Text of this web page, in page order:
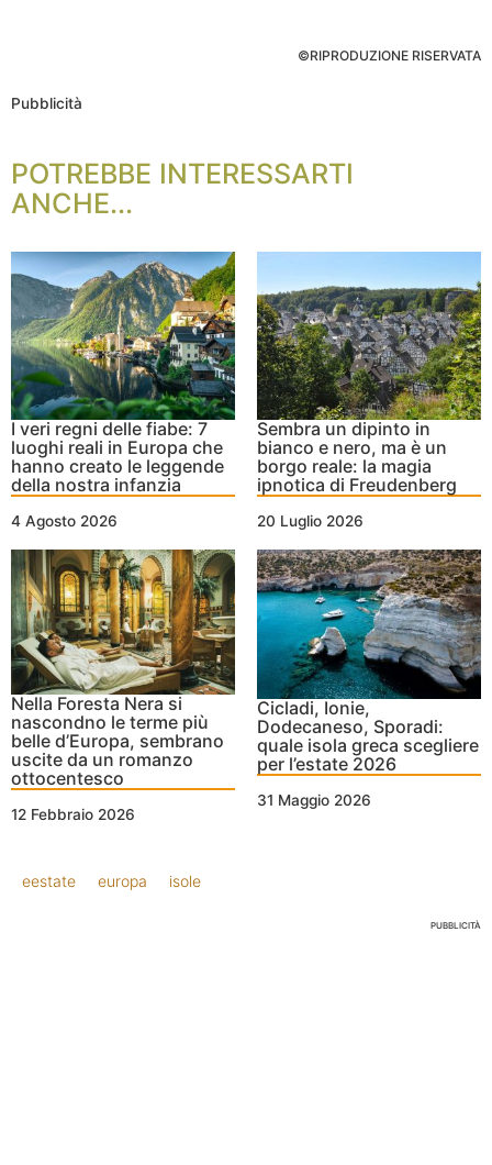
©RIPRODUZIONE RISERVATA
Pubblicità
POTREBBE INTERESSARTI
ANCHE...
I veri regni delle fiabe: 7
luoghi reali in Europa che
hanno creato le leggende
della nostra infanzia
4 Agosto 2026
Sembra un dipinto in
bianco e nero, ma è un
borgo reale: la magia
ipnotica di Freudenberg
20 Luglio 2026
Nella Foresta Nera si
nascondno le terme più
belle d’Europa, sembrano
uscite da un romanzo
ottocentesco
12 Febbraio 2026
Cicladi, Ionie,
Dodecaneso, Sporadi:
quale isola greca scegliere
per l’estate 2026
31 Maggio 2026
eestate europa isole
PUBBLICITÀ